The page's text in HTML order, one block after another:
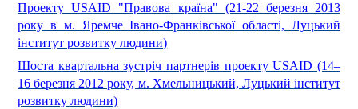
Проекту USAID "Правова країна" (21-22 березня 2013
року в м. Яремче Івано-Франківської області, Луцький
інститут розвитку людини)
Шоста квартальна зустріч партнерів проекту USAID (14–
16 березня 2012 року, м. Хмельницький, Луцький інститут
розвитку людини)